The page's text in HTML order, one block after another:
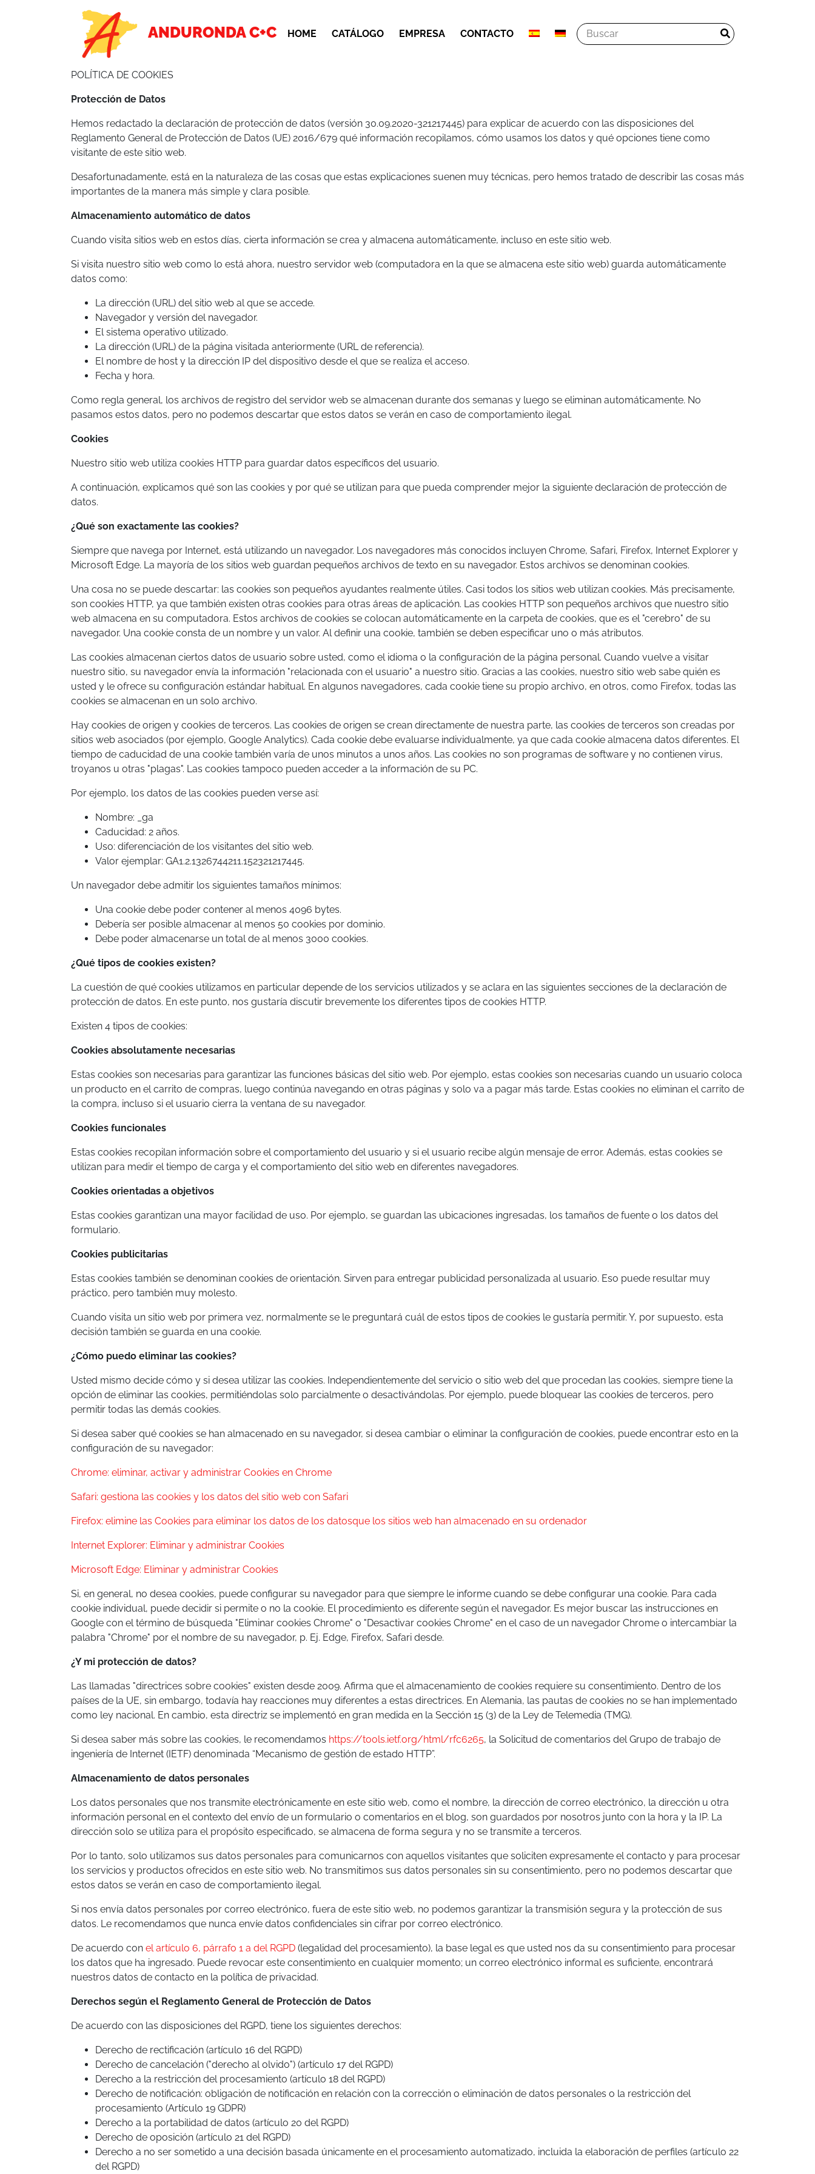
ANDURONDA C+C HOME CATÁLOGO EMPRESA CONTACTO
POLÍTICA DE COOKIES
Protección de Datos
Hemos redactado la declaración de protección de datos (versión 30.09.2020-321217445) para explicar de acuerdo con las disposiciones del
Reglamento General de Protección de Datos (UE) 2016/679 qué información recopilamos, cómo usamos los datos y qué opciones tiene como
visitante de este sitio web.
Desafortunadamente, está en la naturaleza de las cosas que estas explicaciones suenen muy técnicas, pero hemos tratado de describir las cosas más
importantes de la manera más simple y clara posible.
Almacenamiento automático de datos
Cuando visita sitios web en estos días, cierta información se crea y almacena automáticamente, incluso en este sitio web.
Si visita nuestro sitio web como lo está ahora, nuestro servidor web (computadora en la que se almacena este sitio web) guarda automáticamente
datos como:
La dirección (URL) del sitio web al que se accede.
Navegador y versión del navegador.
El sistema operativo utilizado.
La dirección (URL) de la página visitada anteriormente (URL de referencia).
El nombre de host y la dirección IP del dispositivo desde el que se realiza el acceso.
Fecha y hora.
Como regla general, los archivos de registro del servidor web se almacenan durante dos semanas y luego se eliminan automáticamente. No
pasamos estos datos, pero no podemos descartar que estos datos se verán en caso de comportamiento ilegal.
Cookies
Nuestro sitio web utiliza cookies HTTP para guardar datos específicos del usuario.
A continuación, explicamos qué son las cookies y por qué se utilizan para que pueda comprender mejor la siguiente declaración de protección de
datos.
¿Qué son exactamente las cookies?
Siempre que navega por Internet, está utilizando un navegador. Los navegadores más conocidos incluyen Chrome, Safari, Firefox, Internet Explorer y
Microsoft Edge. La mayoría de los sitios web guardan pequeños archivos de texto en su navegador. Estos archivos se denominan cookies.
Una cosa no se puede descartar: las cookies son pequeños ayudantes realmente útiles. Casi todos los sitios web utilizan cookies. Más precisamente,
son cookies HTTP, ya que también existen otras cookies para otras áreas de aplicación. Las cookies HTTP son pequeños archivos que nuestro sitio
web almacena en su computadora. Estos archivos de cookies se colocan automáticamente en la carpeta de cookies, que es el "cerebro" de su
navegador. Una cookie consta de un nombre y un valor. Al definir una cookie, también se deben especificar uno o más atributos.
Las cookies almacenan ciertos datos de usuario sobre usted, como el idioma o la configuración de la página personal. Cuando vuelve a visitar
nuestro sitio, su navegador envía la información "relacionada con el usuario" a nuestro sitio. Gracias a las cookies, nuestro sitio web sabe quién es
usted y le ofrece su configuración estándar habitual. En algunos navegadores, cada cookie tiene su propio archivo, en otros, como Firefox, todas las
cookies se almacenan en un solo archivo.
Hay cookies de origen y cookies de terceros. Las cookies de origen se crean directamente de nuestra parte, las cookies de terceros son creadas por
sitios web asociados (por ejemplo, Google Analytics). Cada cookie debe evaluarse individualmente, ya que cada cookie almacena datos diferentes. El
tiempo de caducidad de una cookie también varía de unos minutos a unos años. Las cookies no son programas de software y no contienen virus,
troyanos u otras "plagas". Las cookies tampoco pueden acceder a la información de su PC.
Por ejemplo, los datos de las cookies pueden verse así:
Nombre: _ga
Caducidad: 2 años.
Uso: diferenciación de los visitantes del sitio web.
Valor ejemplar: GA1.2.1326744211.152321217445.
Un navegador debe admitir los siguientes tamaños mínimos:
Una cookie debe poder contener al menos 4096 bytes.
Debería ser posible almacenar al menos 50 cookies por dominio.
Debe poder almacenarse un total de al menos 3000 cookies.
¿Qué tipos de cookies existen?
La cuestión de qué cookies utilizamos en particular depende de los servicios utilizados y se aclara en las siguientes secciones de la declaración de
protección de datos. En este punto, nos gustaría discutir brevemente los diferentes tipos de cookies HTTP.
Existen 4 tipos de cookies:
Cookies absolutamente necesarias
Estas cookies son necesarias para garantizar las funciones básicas del sitio web. Por ejemplo, estas cookies son necesarias cuando un usuario coloca
un producto en el carrito de compras, luego continúa navegando en otras páginas y solo va a pagar más tarde. Estas cookies no eliminan el carrito de
la compra, incluso si el usuario cierra la ventana de su navegador.
Cookies funcionales
Estas cookies recopilan información sobre el comportamiento del usuario y si el usuario recibe algún mensaje de error. Además, estas cookies se
utilizan para medir el tiempo de carga y el comportamiento del sitio web en diferentes navegadores.
Cookies orientadas a objetivos
Estas cookies garantizan una mayor facilidad de uso. Por ejemplo, se guardan las ubicaciones ingresadas, los tamaños de fuente o los datos del
formulario.
Cookies publicitarias
Estas cookies también se denominan cookies de orientación. Sirven para entregar publicidad personalizada al usuario. Eso puede resultar muy
práctico, pero también muy molesto.
Cuando visita un sitio web por primera vez, normalmente se le preguntará cuál de estos tipos de cookies le gustaría permitir. Y, por supuesto, esta
decisión también se guarda en una cookie.
¿Cómo puedo eliminar las cookies?
Usted mismo decide cómo y si desea utilizar las cookies. Independientemente del servicio o sitio web del que procedan las cookies, siempre tiene la
opción de eliminar las cookies, permitiéndolas solo parcialmente o desactivándolas. Por ejemplo, puede bloquear las cookies de terceros, pero
permitir todas las demás cookies.
Si desea saber qué cookies se han almacenado en su navegador, si desea cambiar o eliminar la configuración de cookies, puede encontrar esto en la
configuración de su navegador:
Chrome: eliminar, activar y administrar Cookies en Chrome
Safari: gestiona las cookies y los datos del sitio web con Safari
Firefox: elimine las Cookies para eliminar los datos de los datosque los sitios web han almacenado en su ordenador
Internet Explorer: Eliminar y administrar Cookies
Microsoft Edge: Eliminar y administrar Cookies
Si, en general, no desea cookies, puede configurar su navegador para que siempre le informe cuando se debe configurar una cookie. Para cada
cookie individual, puede decidir si permite o no la cookie. El procedimiento es diferente según el navegador. Es mejor buscar las instrucciones en
Google con el término de búsqueda "Eliminar cookies Chrome" o "Desactivar cookies Chrome" en el caso de un navegador Chrome o intercambiar la
palabra "Chrome" por el nombre de su navegador, p. Ej. Edge, Firefox, Safari desde.
¿Y mi protección de datos?
Las llamadas "directrices sobre cookies" existen desde 2009. Afirma que el almacenamiento de cookies requiere su consentimiento. Dentro de los
países de la UE, sin embargo, todavía hay reacciones muy diferentes a estas directrices. En Alemania, las pautas de cookies no se han implementado
como ley nacional. En cambio, esta directriz se implementó en gran medida en la Sección 15 (3) de la Ley de Telemedia (TMG).
Si desea saber más sobre las cookies, le recomendamos https://tools.ietf.org/html/rfc6265, la Solicitud de comentarios del Grupo de trabajo de
ingeniería de Internet (IETF) denominada “Mecanismo de gestión de estado HTTP”.
Almacenamiento de datos personales
Los datos personales que nos transmite electrónicamente en este sitio web, como el nombre, la dirección de correo electrónico, la dirección u otra
información personal en el contexto del envío de un formulario o comentarios en el blog, son guardados por nosotros junto con la hora y la IP. La
dirección solo se utiliza para el propósito especificado, se almacena de forma segura y no se transmite a terceros.
Por lo tanto, solo utilizamos sus datos personales para comunicarnos con aquellos visitantes que soliciten expresamente el contacto y para procesar
los servicios y productos ofrecidos en este sitio web. No transmitimos sus datos personales sin su consentimiento, pero no podemos descartar que
estos datos se verán en caso de comportamiento ilegal.
Si nos envía datos personales por correo electrónico, fuera de este sitio web, no podemos garantizar la transmisión segura y la protección de sus
datos. Le recomendamos que nunca envíe datos confidenciales sin cifrar por correo electrónico.
De acuerdo con el artículo 6, párrafo 1 a del RGPD (legalidad del procesamiento), la base legal es que usted nos da su consentimiento para procesar
los datos que ha ingresado. Puede revocar este consentimiento en cualquier momento; un correo electrónico informal es suficiente, encontrará
nuestros datos de contacto en la política de privacidad.
Derechos según el Reglamento General de Protección de Datos
De acuerdo con las disposiciones del RGPD, tiene los siguientes derechos:
Derecho de rectificación (artículo 16 del RGPD)
Derecho de cancelación ("derecho al olvido") (artículo 17 del RGPD)
Derecho a la restricción del procesamiento (artículo 18 del RGPD)
Derecho de notificación: obligación de notificación en relación con la corrección o eliminación de datos personales o la restricción del
procesamiento (Artículo 19 GDPR)
Derecho a la portabilidad de datos (artículo 20 del RGPD)
Derecho de oposición (artículo 21 del RGPD)
Derecho a no ser sometido a una decisión basada únicamente en el procesamiento automatizado, incluida la elaboración de perfiles (artículo 22
del RGPD)